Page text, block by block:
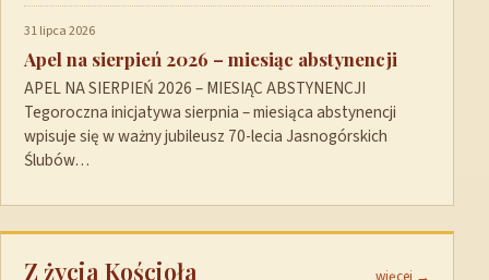
31 lipca 2026
Apel na sierpień 2026 – miesiąc abstynencji
APEL NA SIERPIEŃ 2026 – MIESIĄC ABSTYNENCJI
Tegoroczna inicjatywa sierpnia – miesiąca abstynencji
wpisuje się w ważny jubileusz 70-lecia Jasnogórskich
Ślubów…
Z życia Kościoła